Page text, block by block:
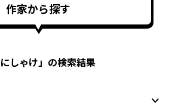
作家から探す
しゃけ」の検索結果